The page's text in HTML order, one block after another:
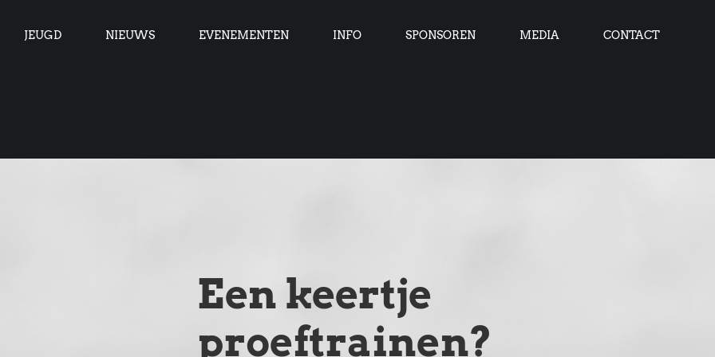
JEUGD NIEUWS EVENEMENTEN INFO SPONSOREN MEDIA CONTACT
Een keertje
proeftrainen?